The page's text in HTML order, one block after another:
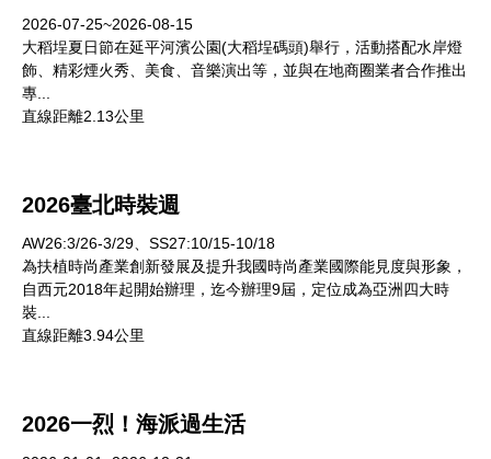
2026-07-25~2026-08-15
大稻埕夏日節在延平河濱公園(大稻埕碼頭)舉行，活動搭配水岸燈
飾、精彩煙火秀、美食、音樂演出等，並與在地商圈業者合作推出
專...
直線距離2.13公里
2026臺北時裝週
AW26:3/26-3/29、SS27:10/15-10/18
為扶植時尚產業創新發展及提升我國時尚產業國際能見度與形象，
自西元2018年起開始辦理，迄今辦理9屆，定位成為亞洲四大時
裝...
直線距離3.94公里
2026一烈！海派過生活